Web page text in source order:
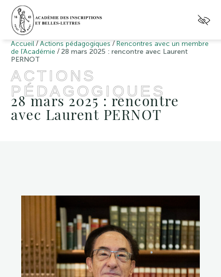
Accueil /Actions pédagogiques / Rencontres avec un membre
de l'Académie /28 mars 2025 : rencontre avec Laurent
PERNOT
ACTIONS
PÉDAGOGIQUES
28 mars 2025 : rencontre
avec Laurent PERNOT